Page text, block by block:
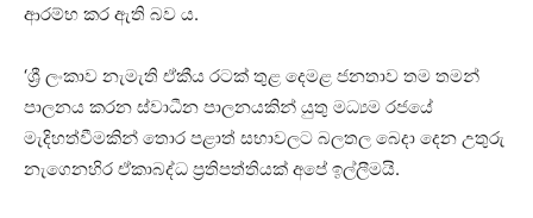
ආරම්භ කර ඇති බව ය.
‘ශ්‍රී ලංකාව නැමැති ඒකීය රටක් තුළ දෙමළ ජනතාව තම තමන්
පාලනය කරන ස්වාධීන පාලනයකින් යුතු මධ්‍යම රජයේ
මැදිහත්වීමකින් තොර පළාත් සභාවලට බලතල බෙදා දෙන උතුරු
නැගෙනහිර ඒකාබද්ධ ප්‍රතිපත්තියක් අපේ ඉල්ලීමයි.